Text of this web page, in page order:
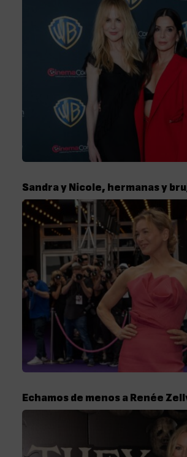
Sandra y Nicole, hermanas y
Echamos de menos a Renée